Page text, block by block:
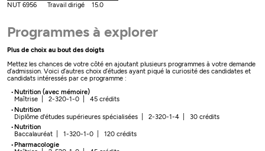
NUT 6956
Travail dirigé 15.0
Programmes à explorer
Plus de choix au bout des doigts
Mettez les chances de votre côté en ajoutant plusieurs programmes à votre demande
d’admission. Voici d’autres choix d’études ayant piqué la curiosité des candidates et
candidats intéressés par ce programme :
Nutrition (avec mémoire)
Maîtrise | 2-320-1-0 | 45 crédits
Nutrition
Diplôme d'études supérieures spécialisées | 2-320-1-4 | 30 crédits
Nutrition
Baccalauréat | 1-320-1-0 | 120 crédits
Pharmacologie